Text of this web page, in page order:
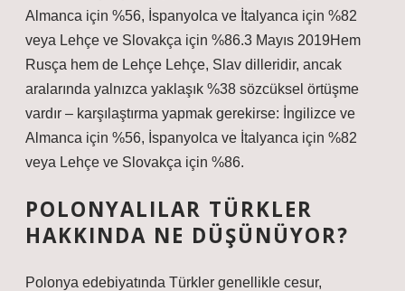
Almanca için %56, İspanyolca ve İtalyanca için %82 ​​
veya Lehçe ve Slovakça için %86.3 Mayıs 2019Hem
Rusça hem de Lehçe Lehçe, Slav dilleridir, ancak
aralarında yalnızca yaklaşık %38 sözcüksel örtüşme
vardır – karşılaştırma yapmak gerekirse: İngilizce ve
Almanca için %56, İspanyolca ve İtalyanca için %82 ​​
veya Lehçe ve Slovakça için %86.
POLONYALILAR TÜRKLER
HAKKINDA NE DÜŞÜNÜYOR?
Polonya edebiyatında Türkler genellikle cesur,